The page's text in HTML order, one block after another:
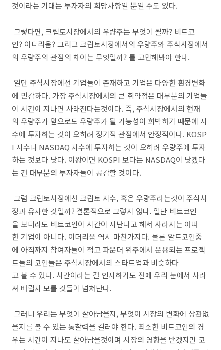
것이라는 기대는 투자자의 희망사항일 뿐일 수도 있다.
그렇다면, 크립토시장에서의 우량주는 무엇이 될까? 비트코
인? 이더리움? 그리고 크립토시장에서의 우량주와 주식시장에서
의 우량주의 관점의 차이는 무엇일까? 를 고민해봐야 한다.
일단 주식시장에선 기업들이 존재하고 기업은 다양한 환경변화
에 민감하다. 가장 주식시장에서의 큰 취약점은 대부분의 기업들
이 시간이 지나면 사라진다는것이다. 즉, 주식시장에서의 현재
의 우량주가 앞으로도 우량주가 될 가능성이 희박하기 때문에 지
수에 투자하는 것이 오히려 장기적 관점에서 안정적이다. KOSP
I 지수나 NASDAQ 지수에 투자하는 것이 오히려 우량주에 투자
하는 것보다 낫다. 이왕이면 KOSPI 보다는 NASDAQ이 낫겠다
는 건 대부분의 투자자들이 공감할 것이다.
그럼 크립토시장에선 크립토 지수, 혹은 우량주라는것이 주식시
장과 유사한 것일까? 결론적으로 그렇지 않다. 일단 비트코인
을 보더라도 비트코인이 시간이 지난다고 해서 사라지는 어떠
한 기업이 아니다. 이더리움 역시 마찬가지다. 물론 알트코인중
에 아직까지 참여자들이 적고 파운더 위주에서 운용되는 프로젝
트들의 코인들은 주식시장에서의 스타트업과 비슷하다
고 볼 수 있다. 시간이라는 걸 인지하기도 전에 우리 눈에서 사라
져 버릴지 모를 것들이 넘쳐난다.
그러니 우리는 무엇이 살아남을지, 무엇이 시장의 변화에 상관없
을지를 볼 수 있는 통찰력을 길러야 한다. 최소한 비트코인의 경
우는 시간이 지나도 살아남을것이며 시장의 영향을 받겠지만 코